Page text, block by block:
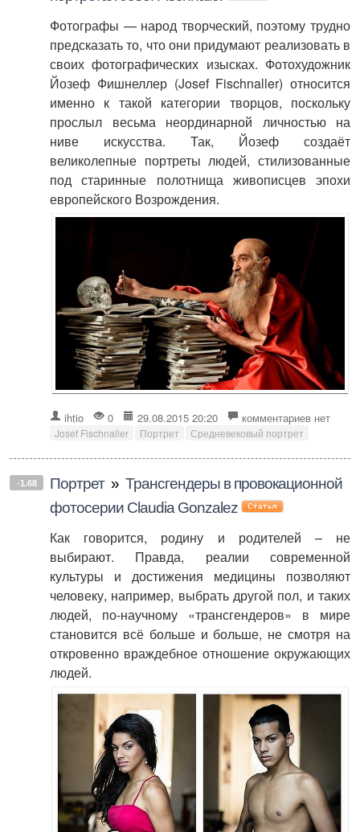
Фотографы — народ творческий, поэтому трудно
предсказать то, что они придумают реализовать в
своих фотографических изысках. Фотохудожник
Йозеф Фишнеллер (Josef Fischnaller) относится
именно к такой категории творцов, поскольку
прослыл весьма неординарной личностью на
ниве искусства. Так, Йозеф создаёт
великолепные портреты людей, стилизованные
под старинные полотнища живописцев эпохи
европейского Возрождения.
ihtio 0 29.08.2015 20:20 комментариев нет
Josef Fischnaller Портрет Средневековый портрет
-1.68 Портрет » Трансгендеры в провокационной
фотосерии Claudia Gonzalez
Как говорится, родину и родителей – не
выбирают. Правда, реалии современной
культуры и достижения медицины позволяют
человеку, например, выбрать другой пол, и таких
людей, по-научному «трансгендеров» в мире
становится всё больше и больше, не смотря на
откровенно враждебное отношение окружающих
людей.